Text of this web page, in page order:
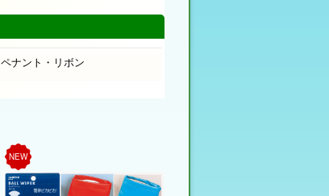
ペナント・リボン
NEW